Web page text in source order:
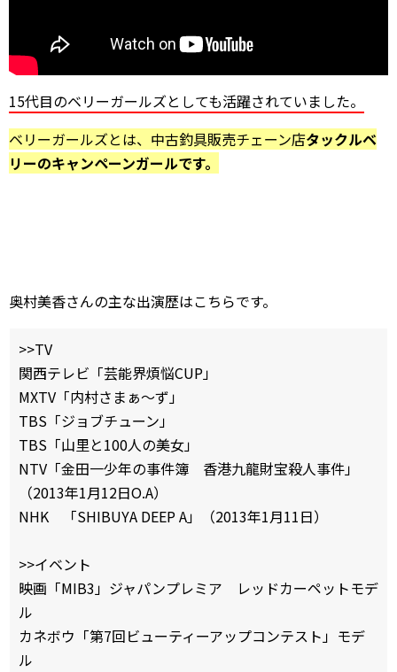
15代目のベリーガールズとしても活躍されていました。
ベリーガールズとは、中古釣具販売チェーン店タックルベ
リーのキャンペーンガールです。
奥村美香さんの主な出演歴はこちらです。
>>TV
関西テレビ「芸能界煩悩CUP」
MXTV「内村さまぁ～ず」
TBS「ジョブチューン」
TBS「山里と100人の美女」
NTV「金田一少年の事件簿 香港九龍財宝殺人事件」
（2013年1月12日O.A）
NHK 「SHIBUYA DEEP A」（2013年1月11日）
>>イベント
映画「MIB3」ジャパンプレミア レッドカーペットモデ
ル
カネボウ「第7回ビューティーアップコンテスト」モデ
ル